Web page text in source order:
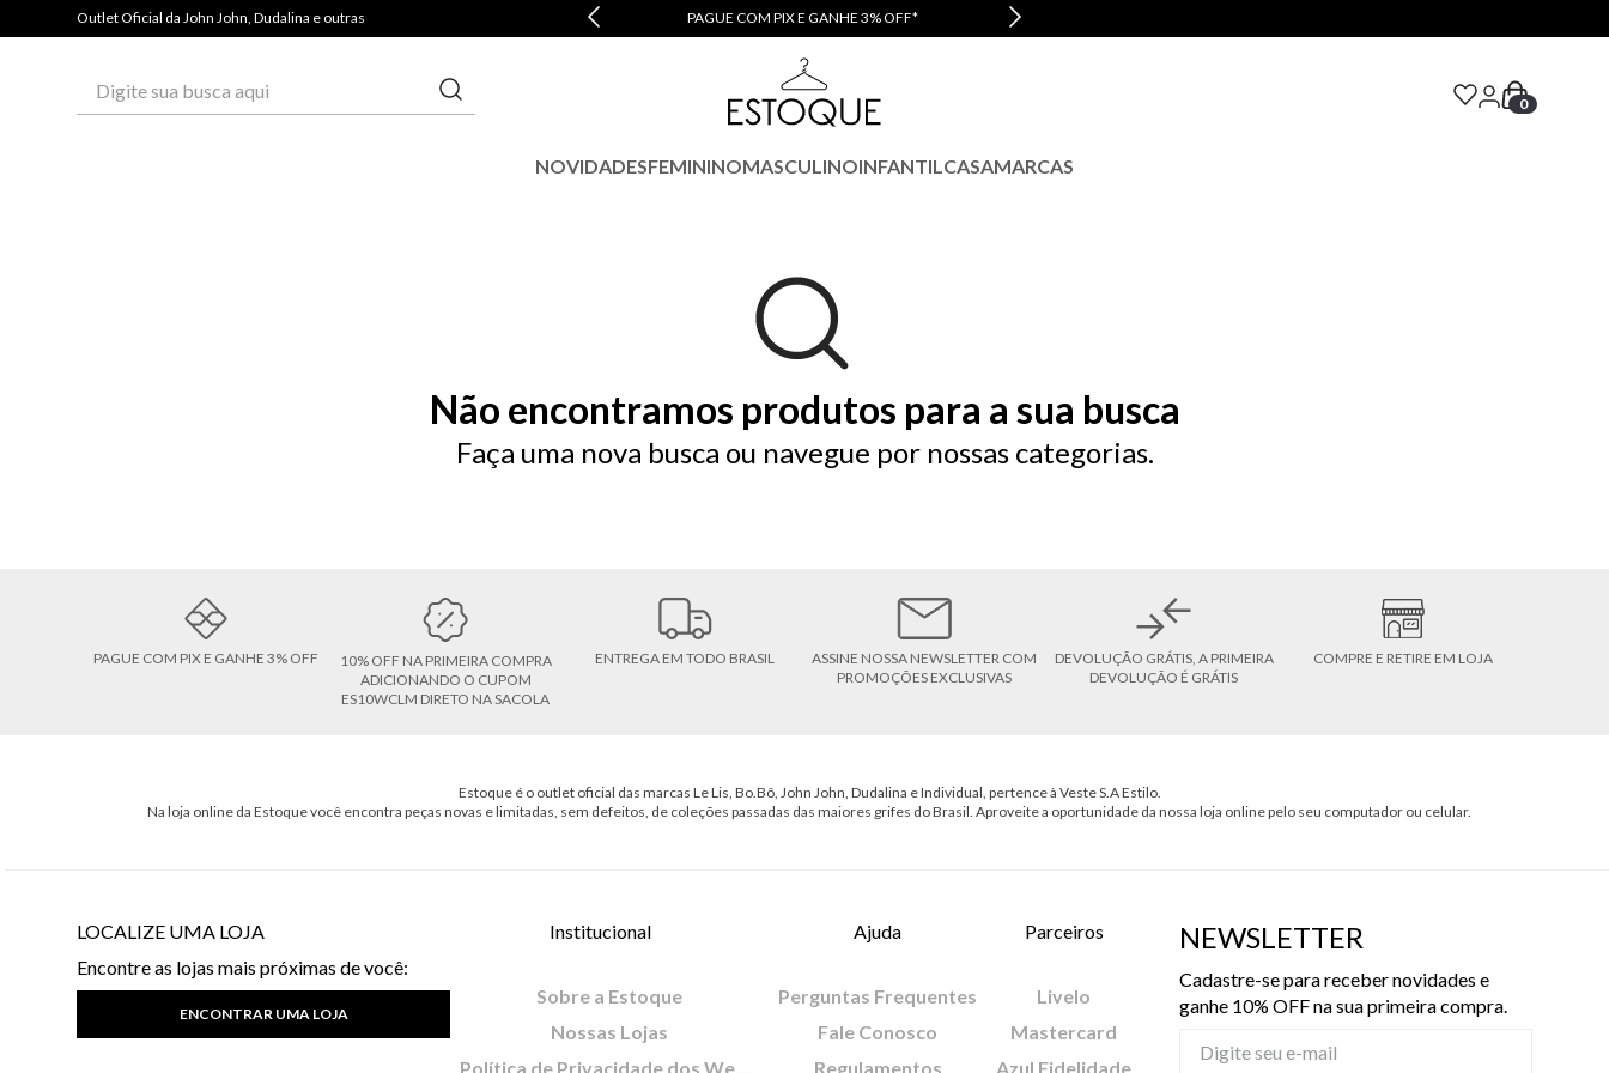
Outlet Oficial da John John, Dudalina e outras PAGUE COM PIX E GANHE 3% OFF*
0
NOVIDADESFEMININOMASCULINOINFANTILCASAMARCAS
Não encontramos produtos para a sua busca
Faça uma nova busca ou navegue por nossas categorias.
PAGUE COM PIX E GANHE 3% OFF
10% OFF NA PRIMEIRA COMPRA
ADICIONANDO O CUPOM
ES10WCLM DIRETO NA SACOLA
ENTREGA EM TODO BRASIL
ASSINE NOSSA NEWSLETTER COM
PROMOÇÕES EXCLUSIVAS
DEVOLUÇÃO GRÁTIS, A PRIMEIRA
DEVOLUÇÃO É GRÁTIS
COMPRE E RETIRE EM LOJA
Estoque é o outlet oficial das marcas Le Lis, Bo.Bô, John John, Dudalina e Individual, pertence à Veste S.A Estilo.
Na loja online da Estoque você encontra peças novas e limitadas, sem defeitos, de coleções passadas das maiores grifes do Brasil. Aproveite a oportunidade da nossa loja online pelo seu computador ou celular.
LOCALIZE UMA LOJA
Encontre as lojas mais próximas de você:
ENCONTRAR UMA LOJA
Institucional
Sobre a Estoque
Nossas Lojas
Ajuda
Perguntas Frequentes
Fale Conosco
Regulamentos
Parceiros
Livelo
Mastercard
Azul Fidelidade
NEWSLETTER
Cadastre-se para receber novidades e
ganhe 10% OFF na sua primeira compra.